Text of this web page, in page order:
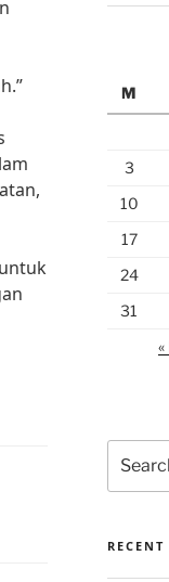
M
3
10
17
24
31
for:
RECENT